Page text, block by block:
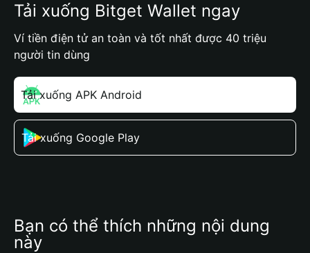
Tải xuống Bitget Wallet ngay
Ví tiền điện tử an toàn và tốt nhất được 40 triệu
người tin dùng
Tải xuống APK Android
Tải xuống Google Play
Bạn có thể thích những nội dung
này